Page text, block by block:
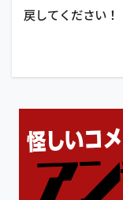
戻してください！